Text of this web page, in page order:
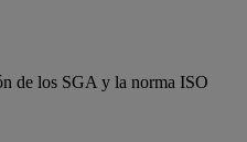
de los SGA y la norma ISO